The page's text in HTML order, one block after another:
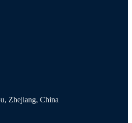
Zhejiang, China